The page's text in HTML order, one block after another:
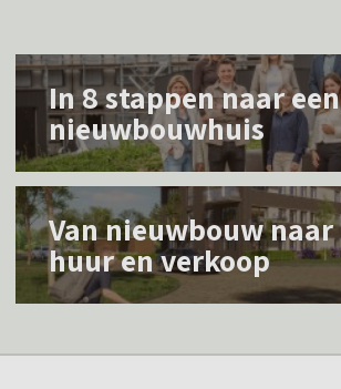
L
s
m
e
o
In 8 stappen naar een
nieuwbouwhuis
L
e
s
Van nieuwbouw naar
huur en verkoop